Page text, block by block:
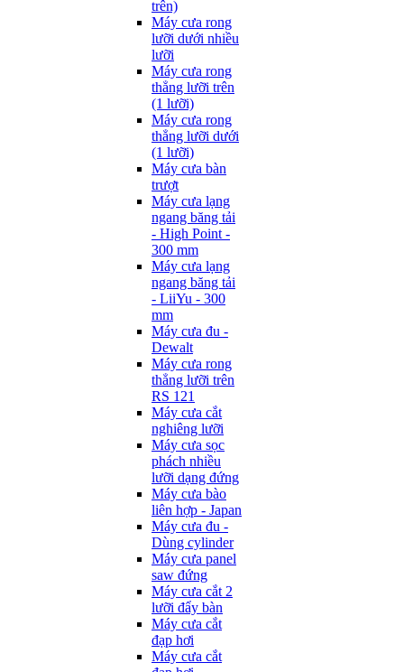
trên)
Máy cưa rong
lưỡi dưới nhiều
lưỡi
Máy cưa rong
thẳng lưỡi trên
(1 lưỡi)
Máy cưa rong
thẳng lưỡi dưới
(1 lưỡi)
Máy cưa bàn
trượt
Máy cưa lạng
ngang băng tải
- High Point -
300 mm
Máy cưa lạng
ngang băng tải
- LiiYu - 300
mm
Máy cưa đu -
Dewalt
Máy cưa rong
thẳng lưỡi trên
RS 121
Máy cưa cắt
nghiêng lưỡi
Máy cưa sọc
phách nhiều
lưỡi dạng đứng
Máy cưa bào
liên hợp - Japan
Máy cưa đu -
Dùng cylinder
Máy cưa panel
saw đứng
Máy cưa cắt 2
lưỡi đẩy bàn
Máy cưa cắt
đạp hơi
Máy cưa cắt